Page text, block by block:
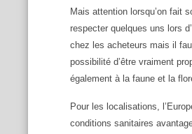
Mais attention lorsqu’on fait
respecter quelques uns lors
chez les acheteurs mais il
possibilité d’être vraiment
également à la faune et la
Pour les localisations,
conditions sanitaires